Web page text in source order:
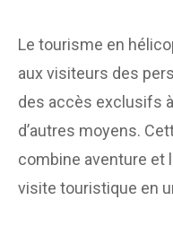
Le tourisme en
aux visiteurs des
des accès exclusifs
d’autres moyens.
combine aventure et
visite touristique en